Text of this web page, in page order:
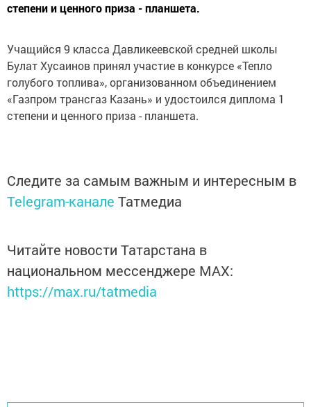
степени и ценного приза - планшета.
Учащийся 9 класса Давликеевской средней школы
Булат Хусаинов принял участие в конкурсе «Тепло
голубого топлива», организованном объединением
«Газпром трансгаз Казань» и удостоился диплома 1
степени и ценного приза - планшета.
Следите за самым важным и интересным в
Telegram-канале Татмедиа
Читайте новости Татарстана в
национальном мессенджере MАХ:
https://max.ru/tatmedia